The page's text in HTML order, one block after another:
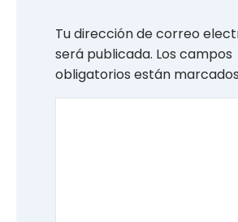
Tu dirección de correo
será publicada. Los campos
obligatorios están